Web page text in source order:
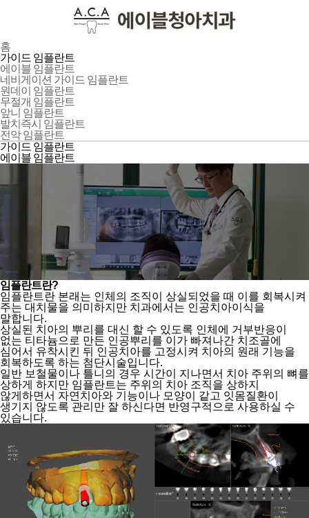
홈
가이드 임플란트
에이블 임플란트
네비게이션 가이드 임플란트
원데이 임플란트
무절개 임플란트
앞니 임플란트
발치즉시 임플란트
전악 임플란트
가이드 임플란트
에이블 임플란트
임플란트란?
임플란트란 본래는 인체의 조직이 상실되었을 때 이를 회복시켜
주는 대치물을 의미하지만 치과에서는 인공치아이식을
말합니다.
상실된 치아의 뿌리를 대신 할 수 있도록 인체에 거부반응이
없는 티타늄으로 만든 인공뿌리를 이가 빠져나간 치조골에
심어서 유착시킨 뒤 인공치아를 고정시켜 치아의 원래 기능을
회복하도록 하는 첨단시술입니다.
일반 보철물이나 틀니의 경우 시간이 지나면서 치아 주위의 뼈를
상하게 하지만 임플란트는 주위의 치아 조직을 상하지
않게하면서 자연치아와 기능이나 모양이 같고 잇몸질환이
생기지 않도록 관리만 잘 하신다면 반영구적으로 사용하실 수
있습니다.